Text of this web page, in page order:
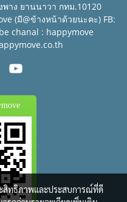
าง ยานนาวา กทม.10120
(มี@ข้างหน้าด้วยนะคะ) FB:
chanal : happymove
ะสิทธิภาพและประสบการณ์ที่ดี